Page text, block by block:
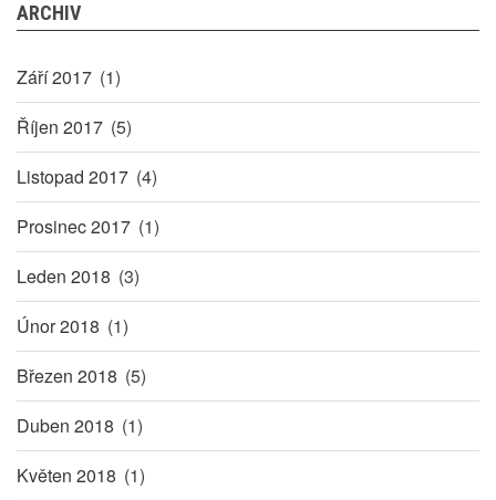
ARCHIV
Září 2017 (1)
Říjen 2017 (5)
Listopad 2017 (4)
Prosinec 2017 (1)
Leden 2018 (3)
Únor 2018 (1)
Březen 2018 (5)
Duben 2018 (1)
Květen 2018 (1)